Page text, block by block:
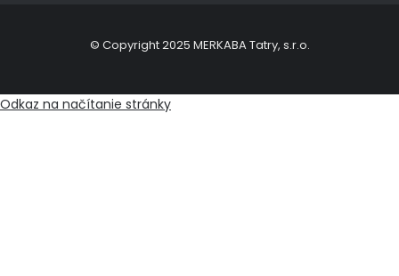
© Copyright 2025 MERKABA Tatry, s.r.o.
Odkaz na načítanie stránky